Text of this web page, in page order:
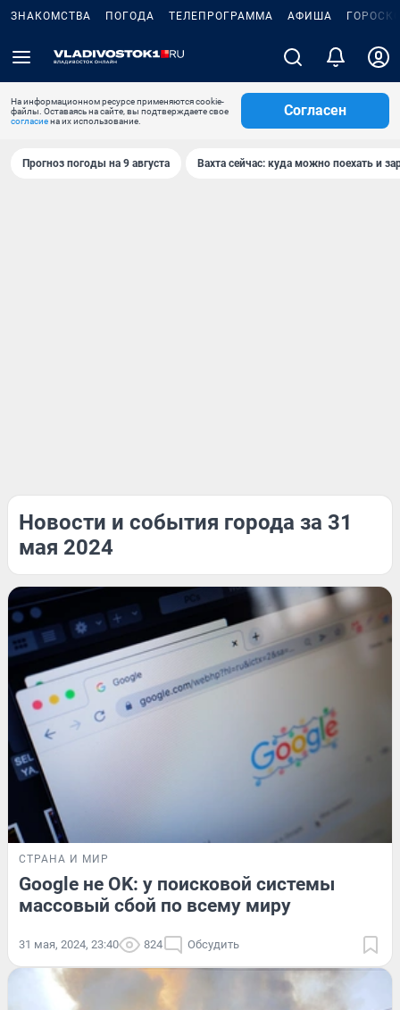
ЗНАКОМСТВА ПОГОДА ТЕЛЕПРОГРАММА АФИША
На информационном ресурсе применяются cookie-
файлы. Оставаясь на сайте, вы подтверждаете свое
согласиена их использование.
Согласен
Прогноз погоды на 9 августа Вахта сейчас: куда можно поехать и
Новости и события города за 31
мая 2024
СТРАНА И МИР
Google не OK: у поисковой системы
массовый сбой по всему миру
31 мая, 2024, 23:40 824 Обсудить